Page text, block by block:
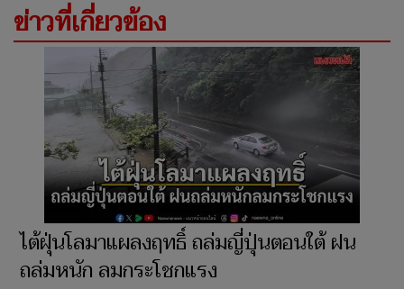
ข่าวที่เกี่ยวข้อง
ไต้ฝุ่นโลมาแผลงฤทธิ์ ถล่มญี่ปุ่นตอนใต้ ฝน
ถล่มหนัก ลมกระโชกแรง